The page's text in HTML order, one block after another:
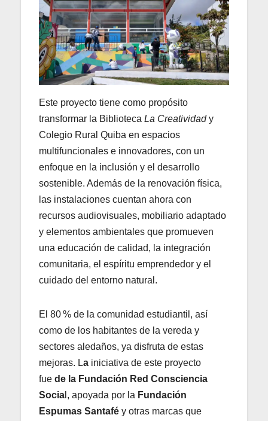
Este proyecto tiene como propósito
transformar la Biblioteca La Creatividady
Colegio Rural Quiba en espacios
multifuncionales e innovadores, con un
enfoque en la inclusión y el desarrollo
sostenible. Además de la renovación física,
las instalaciones cuentan ahora con
recursos audiovisuales, mobiliario adaptado
y elementos ambientales que promueven
una educación de calidad, la integración
comunitaria, el espíritu emprendedor y el
cuidado del entorno natural.
El 80 % de la comunidad estudiantil, así
como de los habitantes de la vereda y
sectores aledaños, ya disfruta de estas
mejoras. La iniciativa de este proyecto
fue de la Fundación Red Consciencia
Socia l, apoyada por la Fundación
Espumas Santafé y otras marcas que